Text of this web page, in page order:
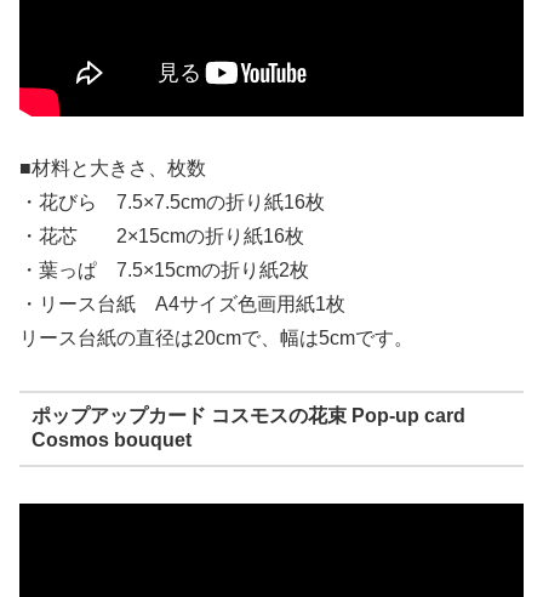
■材料と大きさ、枚数
・花びら 7.5×7.5cmの折り紙16枚
・花芯 2×15cmの折り紙16枚
・葉っぱ 7.5×15cmの折り紙2枚
・リース台紙 A4サイズ色画用紙1枚
リース台紙の直径は20cmで、幅は5cmです。
ポップアップカード コスモスの花束 Pop-up card
Cosmos bouquet